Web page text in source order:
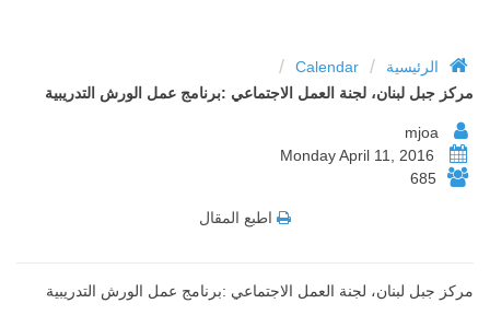
الرئيسية /
Calendar
/
مركز جبل لبنان، لجنة العمل الاجتماعي :برنامج عمل الورش التدريبية
mjoa
Monday April 11, 2016
685
اطبع المقال
مركز جبل لبنان، لجنة العمل الاجتماعي :برنامج عمل الورش التدريبية